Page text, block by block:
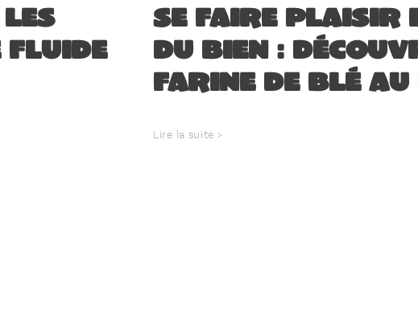
fluide
Se faire plaisir
du bien :
farine de blé
Lire la suite >